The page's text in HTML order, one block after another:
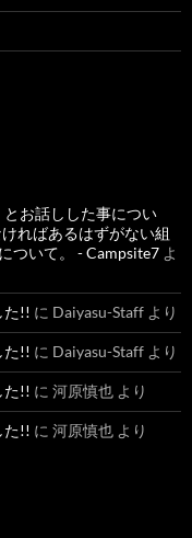
お話しした事につい
ればあるはずがない組
ついて。 - Campsite7 よ
た!! に Daiyasu-Staff より
た!! に Daiyasu-Staff より
た!! に 河原慎也 より
た!! に 河原慎也 より